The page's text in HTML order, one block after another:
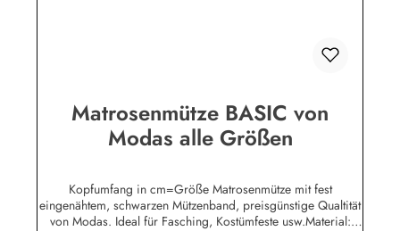
Matrosenmütze BASIC von
Modas alle Größen
Kopfumfang in cm=Größe Matrosenmütze mit fest
eingenähtem, schwarzen Mützenband, preisgünstige Qualtität
von Modas. Ideal für Fasching, Kostümfeste usw.Material: